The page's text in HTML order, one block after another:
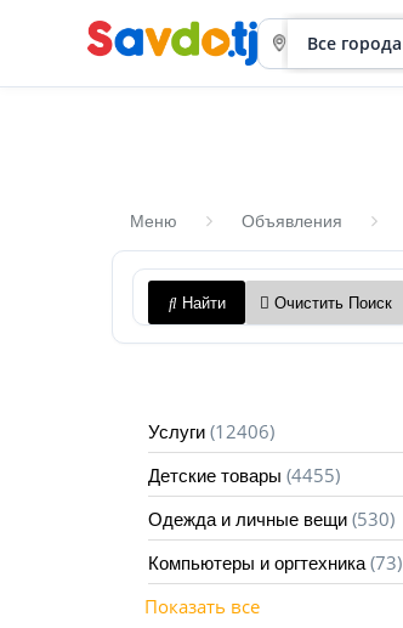
приборов
объявления
Меню Объявления
Найти Очистить Поиск
Услуги (12406)
Детские товары (4455)
Одежда и личные вещи (530)
Компьютеры и оргтехника (73)
Показать все